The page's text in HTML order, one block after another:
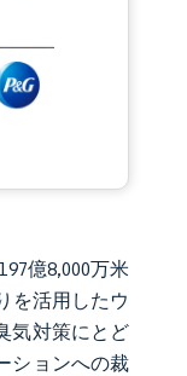
億8,000万米
を活用したウ
気対策にとど
ションへの裁